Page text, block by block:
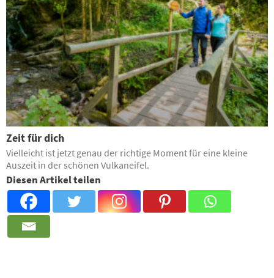
Zeit für dich
Vielleicht ist jetzt genau der richtige Moment für eine kleine
Auszeit in der schönen Vulkaneifel.
Diesen Artikel teilen